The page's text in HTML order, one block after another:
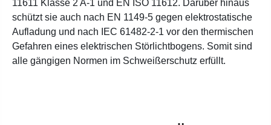
11611 Klasse 2 A-1 und EN ISO 11612. Darüber hinaus
schützt sie auch nach EN 1149-5 gegen elektrostatische
Aufladung und nach IEC 61482-2-1 vor den thermischen
Gefahren eines elektrischen Störlichtbogens. Somit sind
alle gängigen Normen im Schweißerschutz erfüllt.